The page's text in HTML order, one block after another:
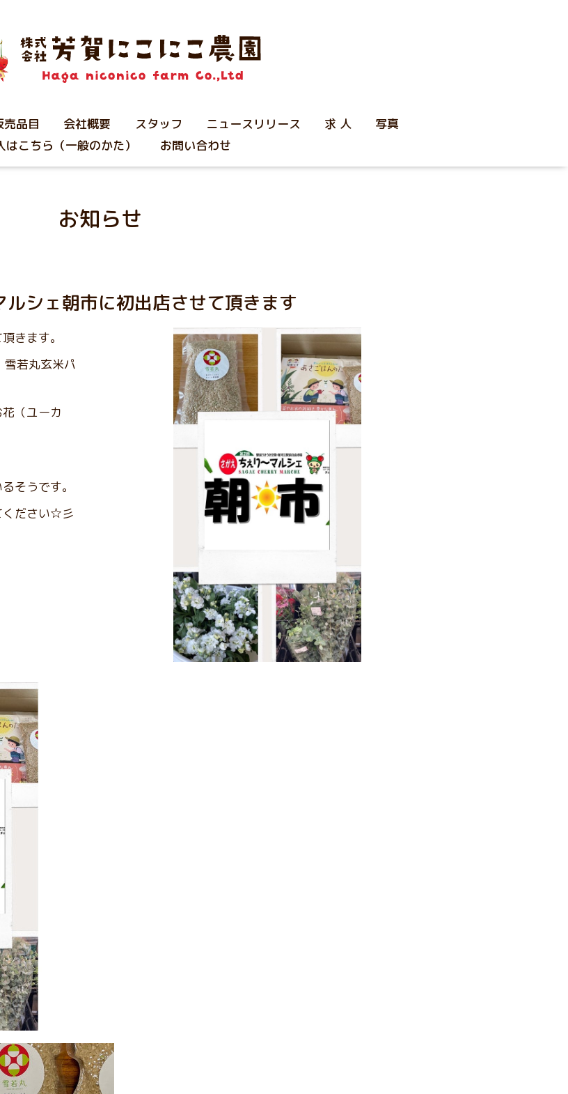
売品目 会社概要 スタッフ ニュースリリース 求 人
写真
はこちら（一般のかた）
お問い合わせ
お知らせ
シェ朝市に初出店させて頂きます
きます。
雪若丸玄米パ
（ユーカ
そうです。
ください☆彡